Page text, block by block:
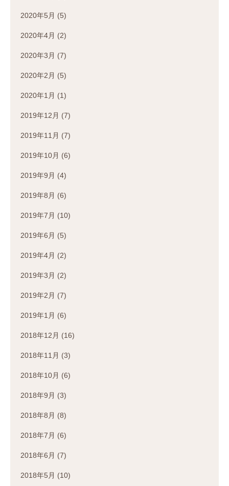
2020年5月 (5)
2020年4月 (2)
2020年3月 (7)
2020年2月 (5)
2020年1月 (1)
2019年12月 (7)
2019年11月 (7)
2019年10月 (6)
2019年9月 (4)
2019年8月 (6)
2019年7月 (10)
2019年6月 (5)
2019年4月 (2)
2019年3月 (2)
2019年2月 (7)
2019年1月 (6)
2018年12月 (16)
2018年11月 (3)
2018年10月 (6)
2018年9月 (3)
2018年8月 (8)
2018年7月 (6)
2018年6月 (7)
2018年5月 (10)